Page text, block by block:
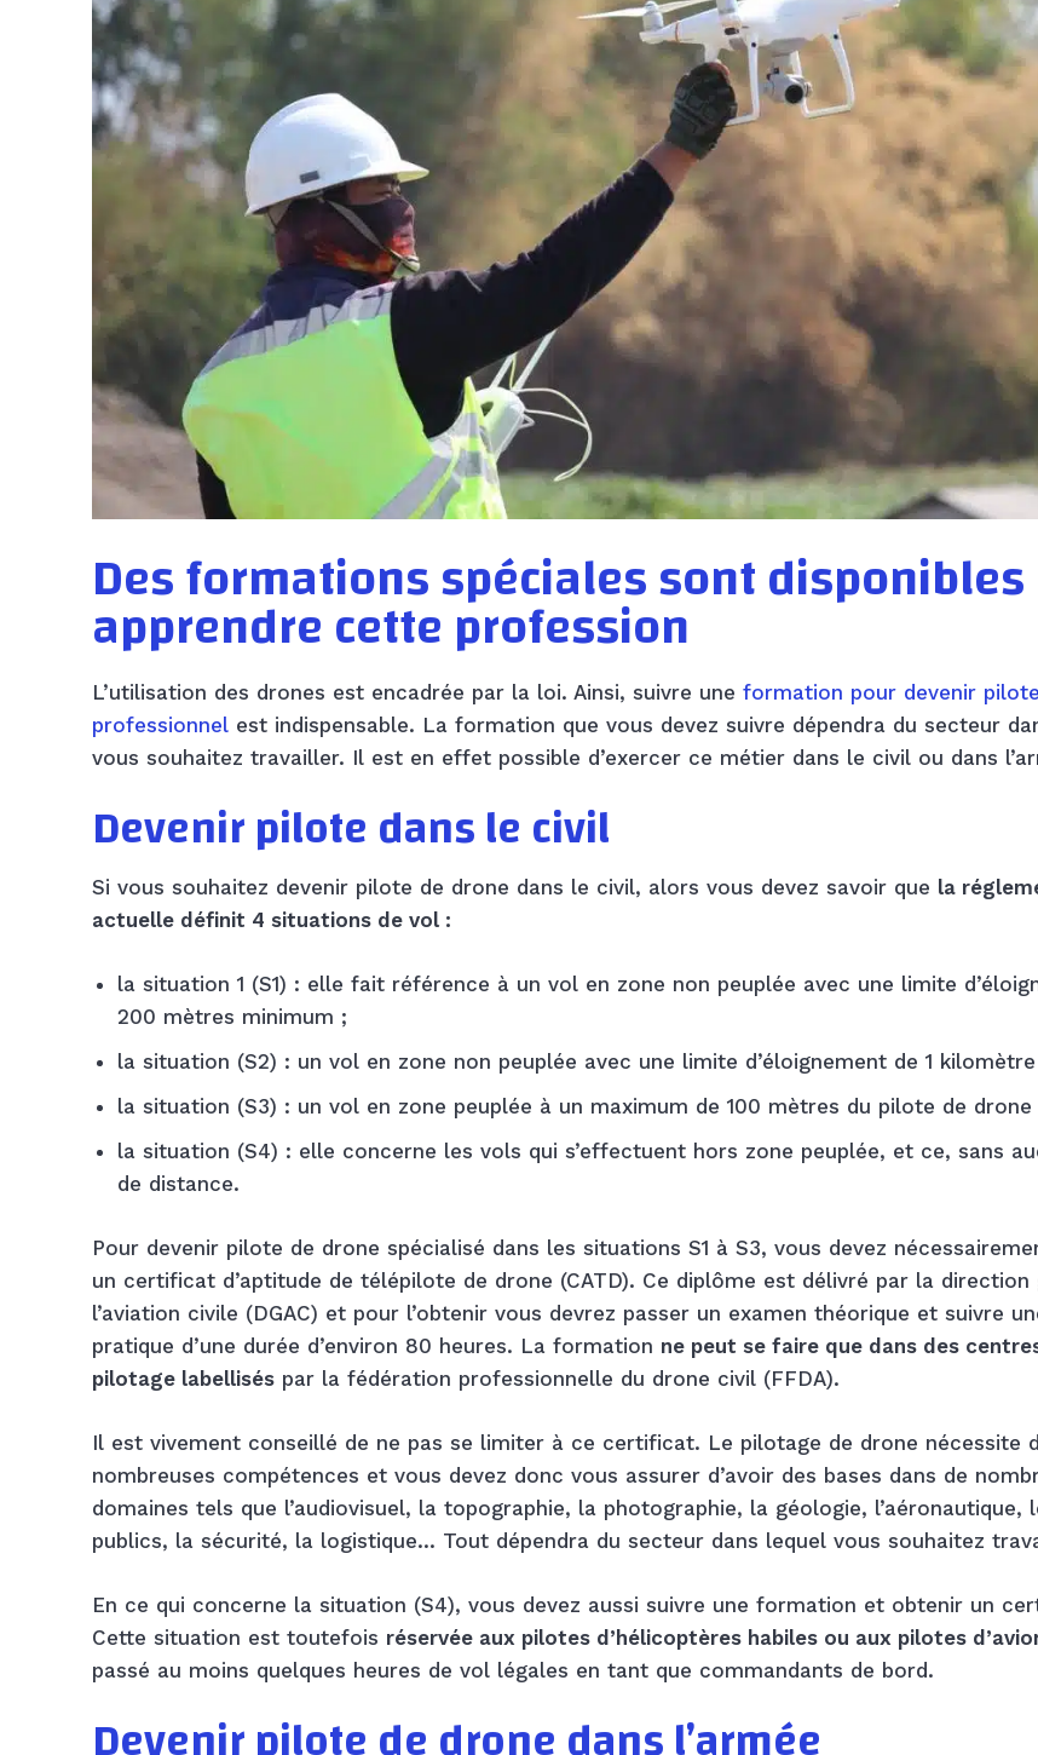
Des formations spéciales sont
apprendre cette profession
L’utilisation des drones est encadrée par la loi. Ainsi, suivre une formation pour devenir
professionnel est indispensable. La formation que vous devez suivre dépendra du secteur
vous souhaitez travailler. Il est en effet possible d’exercer ce métier dans le civil ou dans
Devenir pilote dans le civil
Si vous souhaitez devenir pilote de drone dans le civil, alors vous devez savoir que la
actuelle définit 4 situations de vol :
la situation 1 (S1) : elle fait référence à un vol en zone non peuplée avec une limite
200 mètres minimum ;
la situation (S2) : un vol en zone non peuplée avec une limite d’éloignement de 1
la situation (S3) : un vol en zone peuplée à un maximum de 100 mètres du pilote de drone
la situation (S4) : elle concerne les vols qui s’effectuent hors zone peuplée, et ce, sans
de distance.
Pour devenir pilote de drone spécialisé dans les situations S1 à S3, vous devez
un certificat d’aptitude de télépilote de drone (CATD). Ce diplôme est délivré par la direction
l’aviation civile (DGAC) et pour l’obtenir vous devrez passer un examen théorique et suivre
pratique d’une durée d’environ 80 heures. La formation ne peut se faire que dans des
pilotage labellisés par la fédération professionnelle du drone civil (FFDA).
Il est vivement conseillé de ne pas se limiter à ce certificat. Le pilotage de drone nécessite
nombreuses compétences et vous devez donc vous assurer d’avoir des bases dans de
domaines tels que l’audiovisuel, la topographie, la photographie, la géologie, l’aéronautique,
publics, la sécurité, la logistique… Tout dépendra du secteur dans lequel vous souhaitez
En ce qui concerne la situation (S4), vous devez aussi suivre une formation et obtenir un
Cette situation est toutefois réservée aux pilotes d’hélicoptères habiles ou aux pilotes
passé au moins quelques heures de vol légales en tant que commandants de bord.